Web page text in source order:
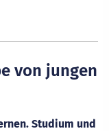
von jungen
Studium und